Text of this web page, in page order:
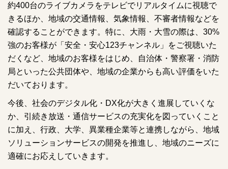
約400台のライブカメラをテレビでリアルタイムに視聴で
きるほか、地域の交通情報、気象情報、不審者情報などを
確認することができます。特に、大雨・大雪の際は、30%
強のお客様が「安全・安心123チャンネル」をご視聴いた
だくなど、地域のお客様をはじめ、自治体・警察署・消防
局といった公共団体や、地域の企業からも高い評価をいた
だいております。
今後、社会のデジタル化・DX化が大きく進展していくな
か、引続き放送・通信サービスの充実化を図っていくこと
に加え、行政、大学、異業種企業等と連携しながら、地域
ソリューションサービスの開発を推進し、地域のニーズに
適確にお応えしていきます。